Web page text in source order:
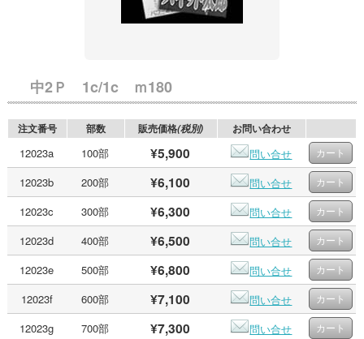
中2Ｐ 1c/1c ｍ180
注文番号 部数 販売価格(税別) お問い合わせ
12023a 100部 ¥5,900
問い合せ
12023b
200部 ¥6,100
問い合せ
12023c
300部 ¥6,300
問い合せ
12023d
400部 ¥6,500
問い合せ
12023e
500部 ¥6,800
問い合せ
12023f
600部 ¥7,100
問い合せ
12023g
700部 ¥7,300
問い合せ